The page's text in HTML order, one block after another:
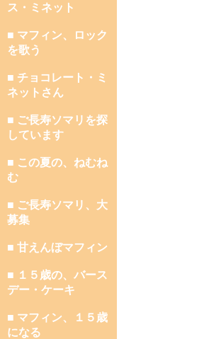
ス・ミネット
■ マフィン、ロック
を歌う
■ チョコレート・ミ
ネットさん
■ ご長寿ソマリを探
しています
■ この夏の、ねむね
む
■ ご長寿ソマリ、大
募集
■ 甘えんぼマフィン
■ １５歳の、バース
デー・ケーキ
■ マフィン、１５歳
になる